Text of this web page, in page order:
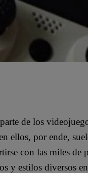
de los
ellos, por ende,
con las miles de
y estilos diversos